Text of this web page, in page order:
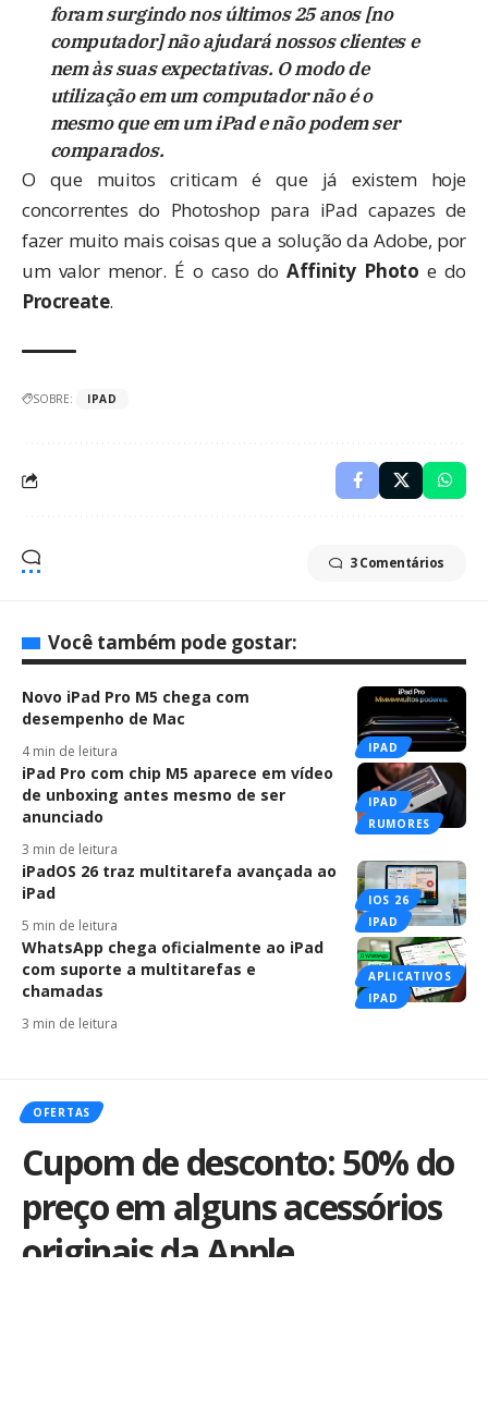
foram surgindo nos últimos 25 anos [no
computador] não ajudará nossos clientes e
nem às suas expectativas. O modo de
utilização em um computador não é o
mesmo que em um iPad e não podem ser
comparados.
O que muitos criticam é que já existem hoje
concorrentes do Photoshop para iPad capazes de
fazer muito mais coisas que a solução da Adobe, por
um valor menor. É o caso doAffinity Photo e do
Procreate.
SOBRE: IPAD
3 Comentários
Você também pode gostar:
IPAD
Novo iPad Pro M5 chega com
desempenho de Mac
4 min de leitura
IPAD
RUMORES
iPad Pro com chip M5 aparece em vídeo
de unboxing antes mesmo de ser
anunciado
3 min de leitura
IOS 26
IPAD
iPadOS 26 traz multitarefa avançada ao
iPad
5 min de leitura
APLICATIVOS
IPAD
WhatsApp chega oficialmente ao iPad
com suporte a multitarefas e
chamadas
3 min de leitura
OFERTAS
Cupom de desconto: 50% do
preço em alguns acessórios
originais da Apple